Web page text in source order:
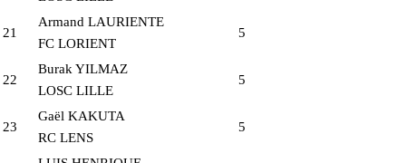
21
Armand LAURIENTE
FC LORIENT
5
22
Burak YILMAZ
LOSC LILLE
5
23
Gaël KAKUTA
RC LENS
5